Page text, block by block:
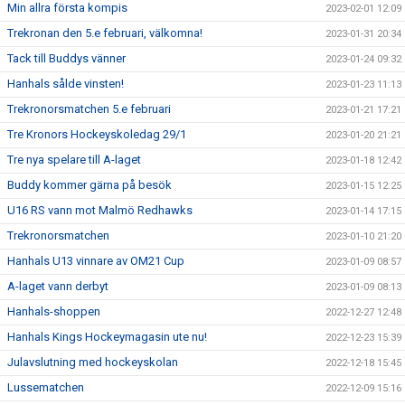
Min allra första kompis 2023-02-01 12:09
Trekronan den 5.e februari, välkomna! 2023-01-31 20:34
Tack till Buddys vänner 2023-01-24 09:32
Hanhals sålde vinsten! 2023-01-23 11:13
Trekronorsmatchen 5.e februari 2023-01-21 17:21
Tre Kronors Hockeyskoledag 29/1 2023-01-20 21:21
Tre nya spelare till A-laget 2023-01-18 12:42
Buddy kommer gärna på besök 2023-01-15 12:25
U16 RS vann mot Malmö Redhawks 2023-01-14 17:15
Trekronorsmatchen 2023-01-10 21:20
Hanhals U13 vinnare av OM21 Cup 2023-01-09 08:57
A-laget vann derbyt 2023-01-09 08:13
Hanhals-shoppen 2022-12-27 12:48
Hanhals Kings Hockeymagasin ute nu! 2022-12-23 15:39
Julavslutning med hockeyskolan 2022-12-18 15:45
Lussematchen 2022-12-09 15:16